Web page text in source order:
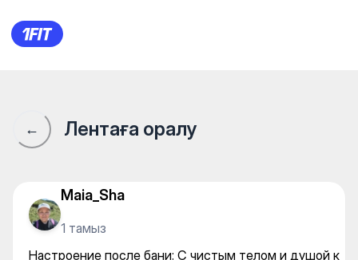
Настроение после бани: С
← Лентаға оралу
Maia_Sha
1 тамыз
Настроение после бани: С чистым телом и душой к